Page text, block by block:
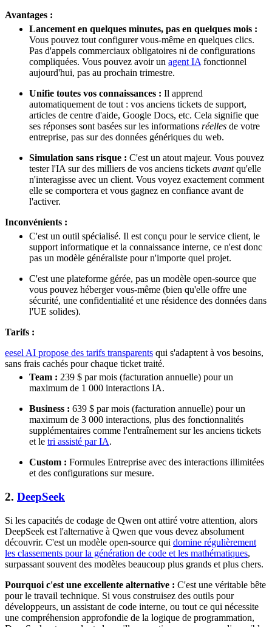
Avantages :
Lancement en quelques minutes, pas en quelques mois :
Vous pouvez tout configurer vous-même en quelques clics.
Pas d'appels commerciaux obligatoires ni de configurations
compliquées. Vous pouvez avoir un agent IA fonctionnel
aujourd'hui, pas au prochain trimestre.
Unifie toutes vos connaissances : Il apprend
automatiquement de tout : vos anciens tickets de support,
articles de centre d'aide, Google Docs, etc. Cela signifie que
ses réponses sont basées sur les informations réelles de votre
entreprise, pas sur des données génériques du web.
Simulation sans risque : C'est un atout majeur. Vous pouvez
tester l'IA sur des milliers de vos anciens tickets avantqu'elle
n'interagisse avec un client. Vous voyez exactement comment
elle se comportera et vous gagnez en confiance avant de
l'activer.
Inconvénients :
C'est un outil spécialisé. Il est conçu pour le service client, le
support informatique et la connaissance interne, ce n'est donc
pas un modèle généraliste pour n'importe quel projet.
C'est une plateforme gérée, pas un modèle open-source que
vous pouvez héberger vous-même (bien qu'elle offre une
sécurité, une confidentialité et une résidence des données dans
l'UE solides).
Tarifs :
eesel AI propose des tarifs transparents qui s'adaptent à vos besoins,
sans frais cachés pour chaque ticket traité.
Team : 239 $ par mois (facturation annuelle) pour un
maximum de 1 000 interactions IA.
Business : 639 $ par mois (facturation annuelle) pour un
maximum de 3 000 interactions, plus des fonctionnalités
supplémentaires comme l'entraînement sur les anciens tickets
et le tri assisté par IA.
Custom : Formules Entreprise avec des interactions illimitées
et des configurations sur mesure.
2. DeepSeek
Si les capacités de codage de Qwen ont attiré votre attention, alors
DeepSeek est l'alternative à Qwen que vous devez absolument
découvrir. C'est un modèle open-source qui domine régulièrement
les classements pour la génération de code et les mathématiques,
surpassant souvent des modèles beaucoup plus grands et plus chers.
Pourquoi c'est une excellente alternative : C'est une véritable bête
pour le travail technique. Si vous construisez des outils pour
développeurs, un assistant de code interne, ou tout ce qui nécessite
une compréhension approfondie de la logique de programmation,